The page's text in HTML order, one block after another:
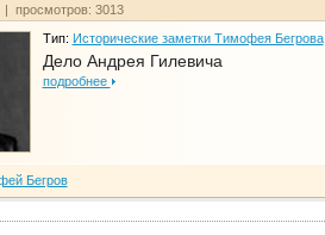
просмотров: 3013
Тип: Исторические заметки Тимофея Бегрова
Дело Андрея Гилевича
подробнее
Бегров